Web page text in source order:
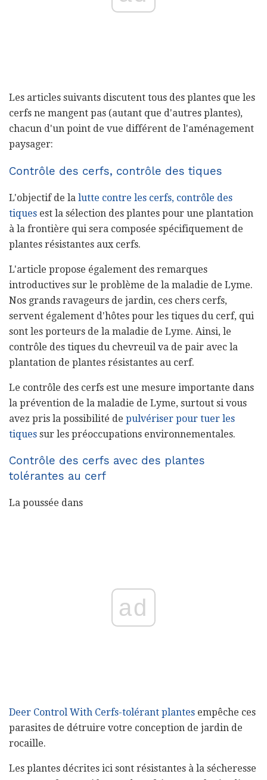
Les articles suivants discutent tous des plantes que les
cerfs ne mangent pas (autant que d'autres plantes),
chacun d'un point de vue différent de l'aménagement
paysager:
Contrôle des cerfs, contrôle des tiques
L'objectif de la lutte contre les cerfs, contrôle des
tiques est la sélection des plantes pour une plantation
à la frontière qui sera composée spécifiquement de
plantes résistantes aux cerfs.
L'article propose également des remarques
introductives sur le problème de la maladie de Lyme.
Nos grands ravageurs de jardin, ces chers cerfs,
servent également d'hôtes pour les tiques du cerf, qui
sont les porteurs de la maladie de Lyme. Ainsi, le
contrôle des tiques du chevreuil va de pair avec la
plantation de plantes résistantes au cerf.
Le contrôle des cerfs est une mesure importante dans
la prévention de la maladie de Lyme, surtout si vous
avez pris la possibilité de pulvériser pour tuer les
tiques sur les préoccupations environnementales.
Contrôle des cerfs avec des plantes
tolérantes au cerf
La poussée dans
ad
Deer Control With Cerfs-tolérant plantes empêche ces
parasites de détruire votre conception de jardin de
rocaille.
Les plantes décrites ici sont résistantes à la sécheresse